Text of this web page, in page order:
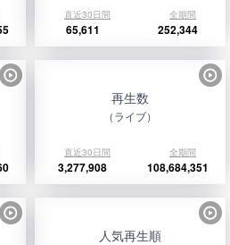
直近30日間 全期間
65,611 252,344
再生数
（ライブ）
直近30日間 全期間
3,277,908 108,684,351
人気再生順